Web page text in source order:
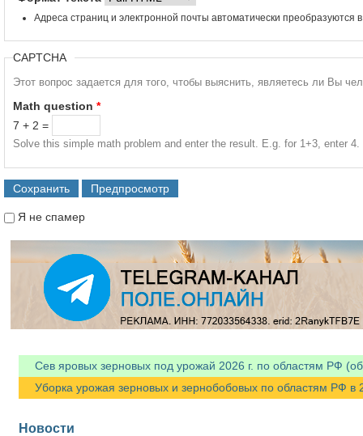
Адреса страниц и электронной почты автоматически преобразуются
CAPTCHA
Этот вопрос задается для того, чтобы выяснить, являетесь ли Вы
Math question *
7 + 2 =
Solve this simple math problem and enter the result. E.g. for 1+3, enter 4.
Я не спамер
Сев яровых зерновых под урожай 2026 г. по областям РФ
Уборка урожая зерновых и зернобобовых по областям РФ в
Новости